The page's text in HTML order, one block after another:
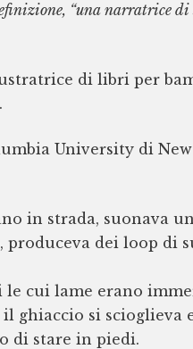
“una narratrice di
di libri per
University di New
in strada, suonava
produceva dei loop di
cui lame erano
ghiaccio si scioglieva
di stare in piedi.